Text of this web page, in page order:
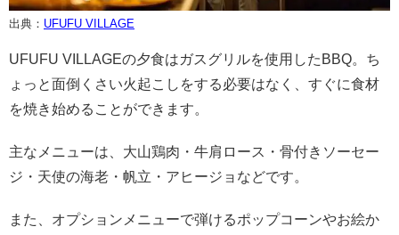
出典： UFUFU VILLAGE
UFUFU VILLAGEの夕食はガスグリルを使用したBBQ。ち
ょっと面倒くさい火起こしをする必要はなく、すぐに食材
を焼き始めることができます。
主なメニューは、大山鶏肉・牛肩ロース・骨付きソーセー
ジ・天使の海老・帆立・アヒージョなどです。
また、オプションメニューで弾けるポップコーンやお絵か